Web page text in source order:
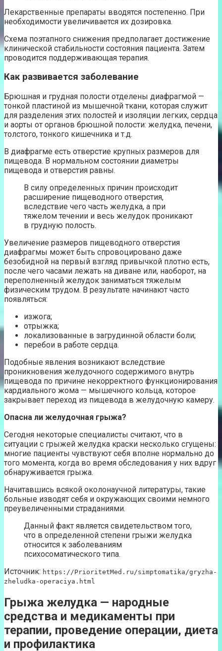
Лекарственные препараты вводятся постепенно. При
необходимости увеличивается их дозировка.
Схема поэтапного снижения предполагает достижение
клинической стабильности состояния пациента. Затем
проводится поддерживающая терапия.
Как развивается заболевание
Брюшная и грудная полости отделены диафрагмой —
тонкой пластиной из мышечной ткани, которая служит
для разделения этих полостей и изоляции легких, сердца
и аорты от органов брюшной полости: желудка, печени,
толстого, тонкого кишечника и т.д.
В диафрагме есть отверстие крупных размеров для
пищевода. В нормальном состоянии диаметры
пищевода и отверстия равны.
В силу определенных причин происходит
расширение пищеводного отверстия,
вследствие чего часть желудка, а при
тяжелом течении и весь желудок проникают
в грудную полость.
Увеличение размеров пищеводного отверстия
диафрагмы может быть спровоцировано даже
безобидной на первый взгляд привычкой плотно есть,
после чего часами лежать на диване или, наоборот, на
переполненный желудок заниматься тяжелым
физическим трудом. В результате начинают часто
появляться:
изжога;
отрыжка;
локализованные в загрудинной области боли;
перебои в работе сердца.
Подобные явления возникают вследствие
проникновения желудочного содержимого внутрь
пищевода по причине некорректного функционирования
кардиального жома — мышечного кольца, которое
закрывает переход из пищевода в желудочную камеру.
Опасна ли желудочная грыжа?
Сегодня некоторые специалисты считают, что в
ситуации с грыжей желудка краски несколько сгущены:
многие пациенты чувствуют себя вполне нормально до
того момента, когда во время обследования у них вдруг
обнаруживается грыжа.
Начитавшись всякой околонаучной литературы, такие
больные изводят себя и окружающих своими немного
преувеличенными страданиями.
Данный факт является свидетельством того,
что в определенной степени грыжи желудка
относится к заболеваниям
психосоматического типа.
Источник: https://PrioritetMed.ru/simptomatika/gryzha-
zheludka-operaciya.html
Грыжа желудка — народные
средства и медикаменты при
терапии, проведение операции, диета
и профилактика